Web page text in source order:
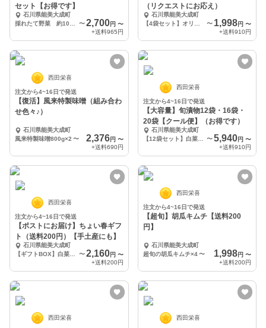
セット【お得です】
石川県能美大成町
〜 2,700円 〜
+送料965円
（リクエストにお応え）
石川県能美大成町
〜 1,998円 〜
+送料910円
西田栄喜
注文から4~16日で発送
【復活】風来特製味噌（組み合わ
せ色々♪）
石川県能美大成町
風来特製味噌800g×2 〜 2,376円 〜
+送料690円
西田栄喜
注文から4~16日で発送
【大容量】旬漬物12袋・16袋・
20袋【クール便】（お得です）
石川県能美大成町
【12袋セット】白菜キムチ×4 大根キムチ×4 百万石かぶキムチ×4
〜5,940円 〜
+送料910円
西田栄喜
注文から4~16日で発送
【ポストにお届け】ちょい春ギフ
ト（送料200円）【手土産にも】
石川県能美大成町
〜 2,160円 〜
+送料200円
西田栄喜
注文から4~16日で発送
【超旬】胡瓜キムチ【送料200
円】
石川県能美大成町
超旬の胡瓜キムチ×4 〜 1,998円 〜
+送料200円
西田栄喜 西田栄喜